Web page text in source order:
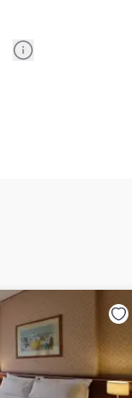
Information